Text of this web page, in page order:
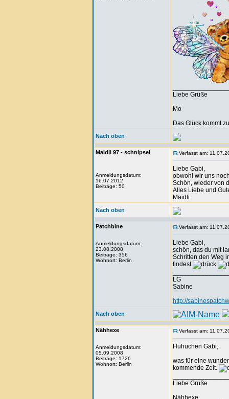
Liebe Grüße
Mo
Das Glück kommt
Nach oben
Maidli 97 - schnipsel
Anmeldungsdatum:
16.07.2012
Beiträge: 50
Verfasst am:
Liebe Gabi,
obwohl wir uns
Schön, wieder von
Alles Liebe und
Maidli
Nach oben
Patchbine
Anmeldungsdatum:
23.08.2008
Beiträge: 356
Wohnort: Berlin
Verfasst am:
Liebe Gabi,
schön, das du mit
Schritten den Weg
findest
LG
Sabine
http://
Nach oben
Nähhexe
Anmeldungsdatum:
05.09.2008
Beiträge: 1726
Wohnort: Berlin
Verfasst am:
Huhuchen Gabi,
was für eine
kommende Zeit.
Liebe Grüße
Nähhexe